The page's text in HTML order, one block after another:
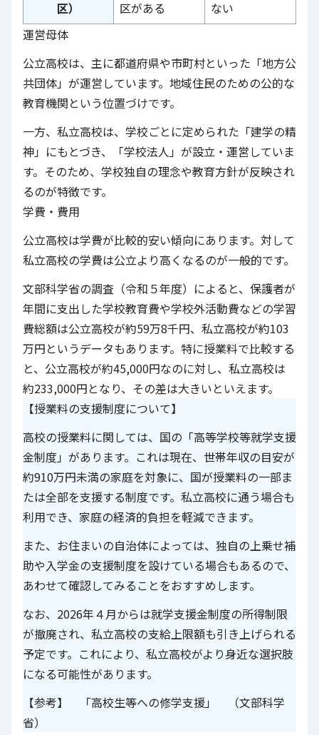
区）
区がある
ない
運営母体
公立高校は、主に都道府県や市町村といった「地方公
共団体」が運営しています。地域住民のための公的な
教育機関という位置づけです。
一方、私立高校は、学校ごとに定められた「建学の精
神」にもとづき、「学校法人」が設立・運営していま
す。そのため、学校独自の理念や教育方針が反映され
るのが特徴です。
学費・費用
公立高校は学費が比較的安い傾向にあります。対して
私立高校の学費は公立より高くなるのが一般的です。
文部科学省の調査（令和５年度）によると、保護者が
年間に支出した学校教育費や学校外活動費などの学習
費総額は公立高校が約59万8千円、私立高校が約103
万円というデータもあります。特に授業料で比較する
と、公立高校が約45,000円なのに対し、私立高校は
約233,000円となり、その差は大きいといえます。
【授業料の支援制度について】
高校の授業料に関しては、国の「高等学校等就学支援
金制度」があります。これは現在、世帯年収の目安が
約910万円未満の家庭を対象に、国が授業料の一部ま
たは全部を支援する制度です。私立高校に通う場合も
利用でき、家庭の経済的負担を軽減できます。
また、お住まいの自治体によっては、独自の上乗せ補
助や入学金の支援制度を設けている場合もあるので、
あわせて確認してみることをおすすめします。
なお、2026年４月からは就学支援金制度の所得制限
が撤廃され、私立高校の支給上限額も引き上げられる
予定です。これにより、私立高校がより身近な選択肢
になる可能性があります。
【参考】 「高校生等への修学支援」 （文部科学
省）